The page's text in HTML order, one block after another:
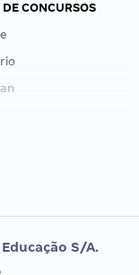
CONCURSOS
S/A.